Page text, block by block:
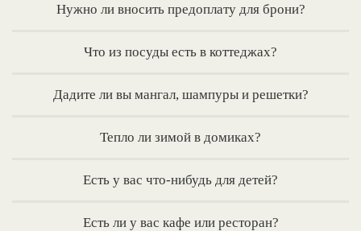
Нужно ли вносить предоплату для брони?
Что из посуды есть в коттеджах?
Дадите ли вы мангал, шампуры и решетки?
Тепло ли зимой в домиках?
Есть у вас что-нибудь для детей?
Есть ли у вас кафе или ресторан?